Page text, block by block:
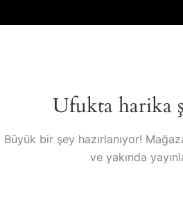
Ufukta harika
Büyük bir şey hazırlanıyor!
ve yakında